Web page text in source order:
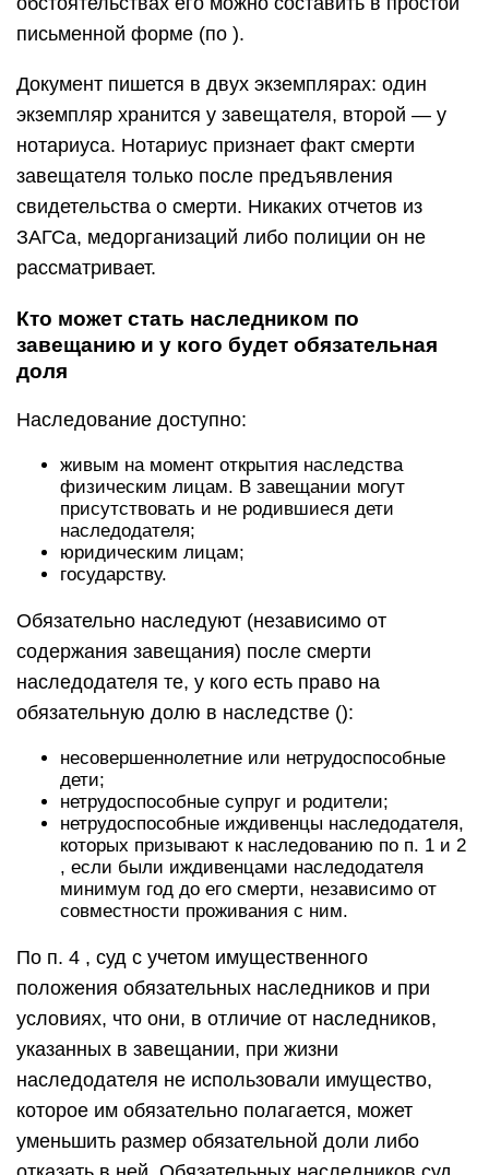
письменной форме (по ).
Документ пишется в двух экземплярах: один
экземпляр хранится у завещателя, второй — у
нотариуса. Нотариус признает факт смерти
завещателя только после предъявления
свидетельства о смерти. Никаких отчетов из
ЗАГСа, медорганизаций либо полиции он не
рассматривает.
Кто может стать наследником по
завещанию и у кого будет обязательная
доля
Наследование доступно:
живым на момент открытия наследства
физическим лицам. В завещании могут
присутствовать и не родившиеся дети
наследодателя;
юридическим лицам;
государству.
Обязательно наследуют (независимо от
содержания завещания) после смерти
наследодателя те, у кого есть право на
обязательную долю в наследстве ():
несовершеннолетние или нетрудоспособные
дети;
нетрудоспособные супруг и родители;
нетрудоспособные иждивенцы наследодателя,
которых призывают к наследованию по п. 1 и 2
, если были иждивенцами наследодателя
минимум год до его смерти, независимо от
совместности проживания с ним.
По п. 4 , суд с учетом имущественного
положения обязательных наследников и при
условиях, что они, в отличие от наследников,
указанных в завещании, при жизни
наследодателя не использовали имущество,
которое им обязательно полагается, может
уменьшить размер обязательной доли либо